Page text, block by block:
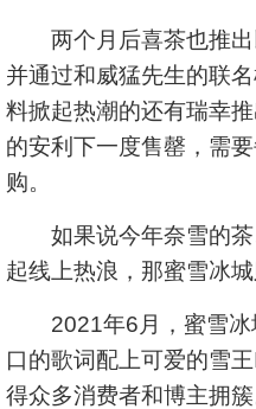
两个月后喜茶也推出
并通过和威猛先生的联
料掀起热潮的还有瑞幸
的安利下一度售罄，需
购。
如果说今年奈雪的茶
起线上热浪，那蜜雪冰
2021年6月，蜜雪冰
口的歌词配上可爱的雪
得众多消费者和博主拥